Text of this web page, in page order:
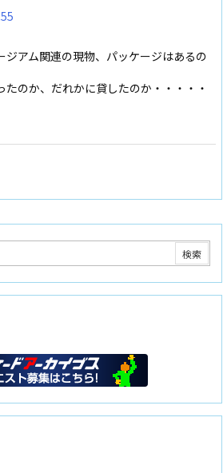
ジアム関連の現物、パッケージはあるの
たのか、だれかに貸したのか・・・・・